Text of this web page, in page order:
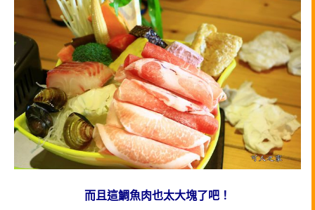
而且這鯛魚肉也太大塊了吧！